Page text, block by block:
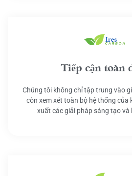
Tiếp cận toàn
Chúng tôi không chỉ tập trung vào
còn xem xét toàn bộ hệ thống của
xuất các giải pháp sáng tạo và